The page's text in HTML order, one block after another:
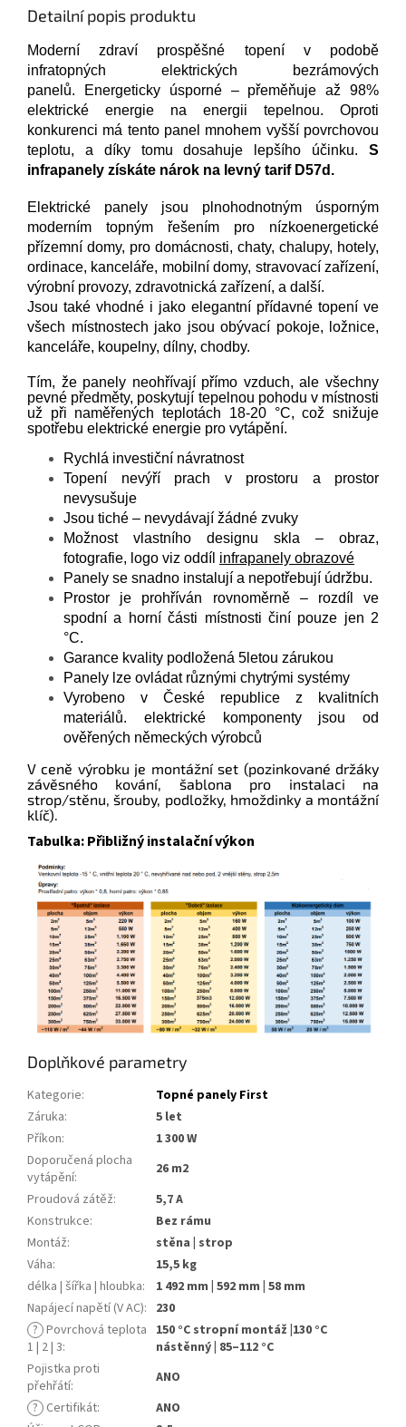
Detailní popis produktu
Moderní zdraví prospěšné topení v podobě
infratopných elektrických bezrámových
panelů. Energeticky úsporné – přeměňuje až 98%
elektrické energie na energii tepelnou. Oproti
konkurenci má tento panel mnohem vyšší povrchovou
teplotu, a díky tomu dosahuje lepšího účinku. S
infrapanely získáte nárok na levný tarif D57d.
Elektrické panely jsou plnohodnotným úsporným
moderním topným řešením pro nízkoenergetické
přízemní domy, pro domácnosti, chaty, chalupy, hotely,
ordinace, kanceláře, mobilní domy, stravovací zařízení,
výrobní provozy, zdravotnická zařízení, a další.
Jsou také vhodné i jako elegantní přídavné topení ve
všech místnostech jako jsou obývací pokoje, ložnice,
kanceláře, koupelny, dílny, chodby.
Tím, že panely neohřívají přímo vzduch, ale všechny
pevné předměty, poskytují tepelnou pohodu v místnosti
už při naměřených teplotách 18-20 °C, což snižuje
spotřebu elektrické energie pro vytápění.
Rychlá investiční návratnost
Topení nevýří prach v prostoru a prostor
nevysušuje
Jsou tiché – nevydávají žádné zvuky
Možnost vlastního designu skla – obraz,
fotografie, logo viz oddíl infrapanely obrazové
Panely se snadno instalují a nepotřebují údržbu.
Prostor je prohříván rovnoměrně – rozdíl ve
spodní a horní části místnosti činí pouze jen 2
°C.
Garance kvality podložená 5letou zárukou
Panely lze ovládat různými chytrými systémy
Vyrobeno v České republice z kvalitních
materiálů. elektrické komponenty jsou od
ověřených německých výrobců
V ceně výrobku je montážní set (pozinkované držáky
závěsného kování, šablona pro instalaci na
strop/stěnu, šrouby, podložky, hmoždinky a montážní
klíč).
Tabulka: Přibližný instalační výkon
Doplňkové parametry
Kategorie:
Topné panely First
Záruka:
5 let
Příkon:
1 300 W
Doporučená plocha
vytápění:
26 m2
Proudová zátěž:
5,7 A
Konstrukce:
Bez rámu
Montáž:
stěna | strop
Váha:
15,5 kg
délka | šířka | hloubka:
1 492 mm | 592 mm | 58 mm
Napájecí napětí (V AC): 230
? Povrchová teplota
1 | 2 | 3:
150 °C stropní montáž |130 °C
nástěnný | 85–112 °C
Pojistka proti
přehřátí:
ANO
? Certifikát:
ANO